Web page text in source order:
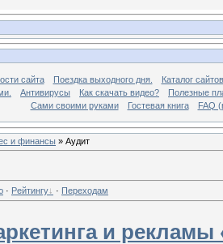
сайта Поездка выходного дня.
Каталог сайтов
Антивирусы Как скачать видео?
Полезные
Сами своими руками
Гостевая книга FAQ
и финансы » Аудит
· Рейтингу · Переходам
и рекламы